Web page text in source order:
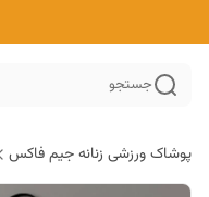
جستجو
پوشاک ورزشی زنانه جیم فاکس